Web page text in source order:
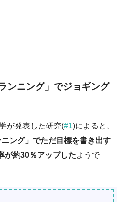
ンニング」でジョギング
が発表した研究(#1)によると、
ング」でただ目標を書き出す
が約30％アップしたようで